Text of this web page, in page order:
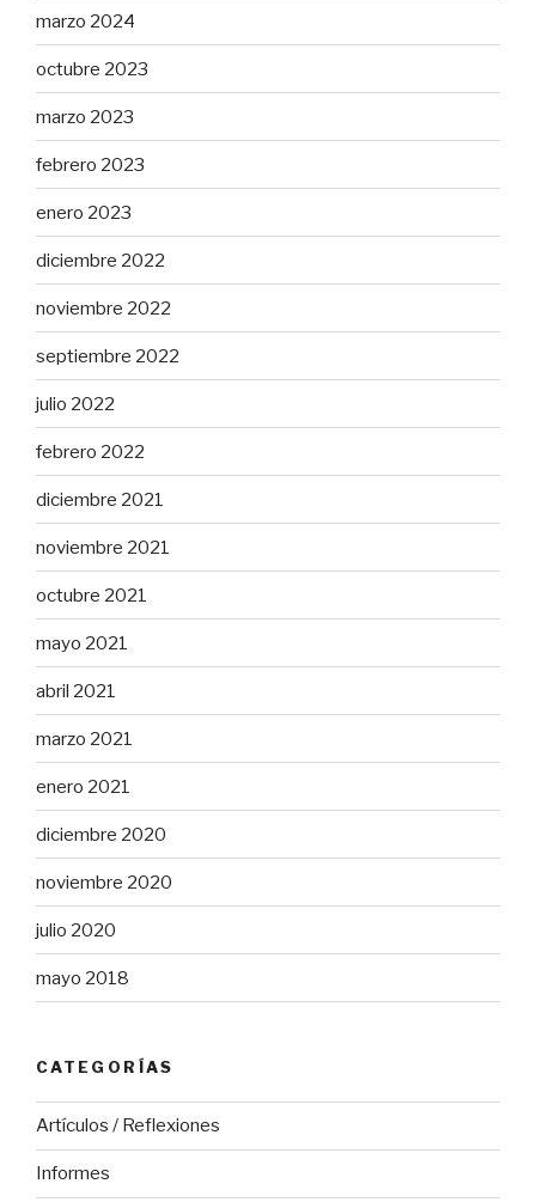
marzo 2024
octubre 2023
marzo 2023
febrero 2023
enero 2023
diciembre 2022
noviembre 2022
septiembre 2022
julio 2022
febrero 2022
diciembre 2021
noviembre 2021
octubre 2021
mayo 2021
abril 2021
marzo 2021
enero 2021
diciembre 2020
noviembre 2020
julio 2020
mayo 2018
CATEGORÍAS
Artículos / Reflexiones
Informes